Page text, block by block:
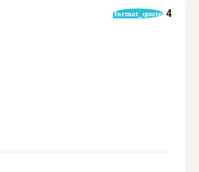
format_quote 4